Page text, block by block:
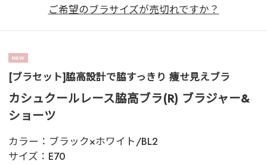
ご希望のブラサイズが売切れですか？
[ブラセット]脇高設計で脇すっきり 痩せ見えブラ
カシュクールレース脇高ブラ(R) ブラジャー&
ショーツ
カラー： ブラック×ホワイト/BL2
サイズ： E70